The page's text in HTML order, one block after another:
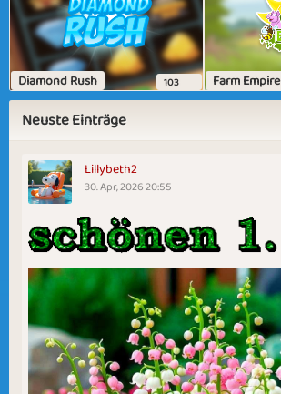
Diamond Rush 103 Farm Empire
Neuste Einträge
Lillybeth2
30. Apr, 2026 20:55